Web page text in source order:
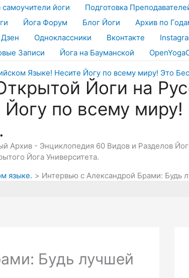
самоучители йоги
Подготовка
Йога Форум Блог Йоги Архив по
Дзен Одноклассники Вконтакте
Записи Йога на Бауманской
Йоги на
по всему
Архив - Энциклопедия 60 Видов и Разделов
Йога Университета.
языке. Интервью с Александрой Брами: Будь
Будь лучшей